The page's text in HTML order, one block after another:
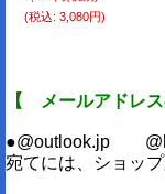
(税込: 3,080円)
【 メールアドレ
●@outlook.jp
宛てには、ショッ